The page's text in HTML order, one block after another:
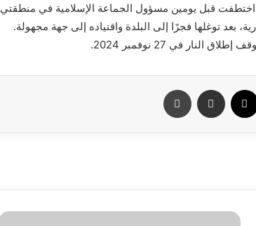
اختطفت قبل يومين مسؤول الجماعة الإسلامية في منطقتي
توغلها فجرًا إلى البلدة واقتياده إلى جهة مجهولة.
في 27 نوفمبر 2024.
مشاركة عبر البريد